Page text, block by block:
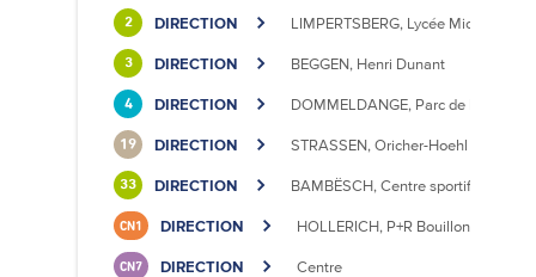
2 DIRECTION LIMPERTSBERG, Lycée Michel
3 DIRECTION BEGGEN, Henri Dunant
4 DIRECTION DOMMELDANGE, Parc de l'Europe
19 DIRECTION STRASSEN, Oricher-Hoehl
33 DIRECTION BAMBËSCH, Centre sportif
CN1 DIRECTION HOLLERICH, P+R Bouillon
CN7 DIRECTION Centre